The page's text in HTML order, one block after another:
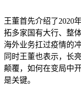
王董首先介绍了2020
拓多家国有大行、整
海外业务扛过疫情的
同时王董也表示，长
颠覆，如何在变局中
是关键。